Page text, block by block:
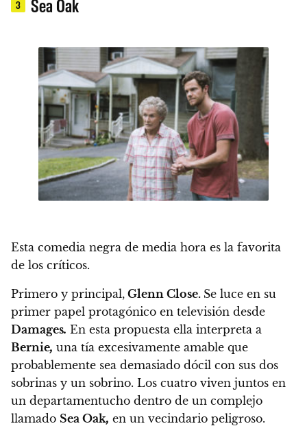
3 Sea Oak
Esta comedia negra de media hora es la favorita
de los críticos.
Primero y principal, Glenn Close. Se luce en su
primer papel protagónico en televisión desde
Damages. En esta propuesta ella interpreta a
Bernie, una tía excesivamente amable que
probablemente sea demasiado dócil con sus dos
sobrinas y un sobrino. Los cuatro viven juntos en
un departamentucho dentro de un complejo
llamado Sea Oak, en un vecindario peligroso.